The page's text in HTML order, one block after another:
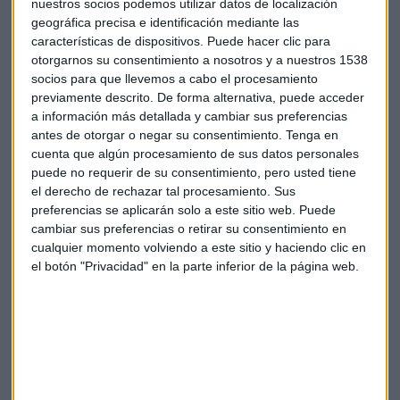
nuestros socios podemos utilizar datos de localización
geográfica precisa e identificación mediante las
características de dispositivos. Puede hacer clic para
otorgarnos su consentimiento a nosotros y a nuestros 1538
socios para que llevemos a cabo el procesamiento
previamente descrito. De forma alternativa, puede acceder
a información más detallada y cambiar sus preferencias
antes de otorgar o negar su consentimiento. Tenga en
cuenta que algún procesamiento de sus datos personales
puede no requerir de su consentimiento, pero usted tiene
el derecho de rechazar tal procesamiento. Sus
preferencias se aplicarán solo a este sitio web. Puede
cambiar sus preferencias o retirar su consentimiento en
cualquier momento volviendo a este sitio y haciendo clic en
el botón "Privacidad" en la parte inferior de la página web.
Eso sí, se muestran optimistas sobre la mejora de la
economía y el comercio internacional, de cara a 2021 las
empresas españolas muestran su preocupación por lograr
mantener su liquidez (43%), el cobro de facturas pendientes
(43%) y la contención de los costes (40%).
De acuerdo con los resultados del Barómetro de Prácticas
de Pago, el 58% de las empresas han ampliado los plazos de
pago que conceden a sus clientes debido a las presiones
económicas derivadas de la pandemia. Se trata del valor
más elevado de Europa occidental, donde la media regional
se sitúa en el 47%. Sólo el 4% de las empresas redujeron los
plazos tras el inicio de la pandemia.